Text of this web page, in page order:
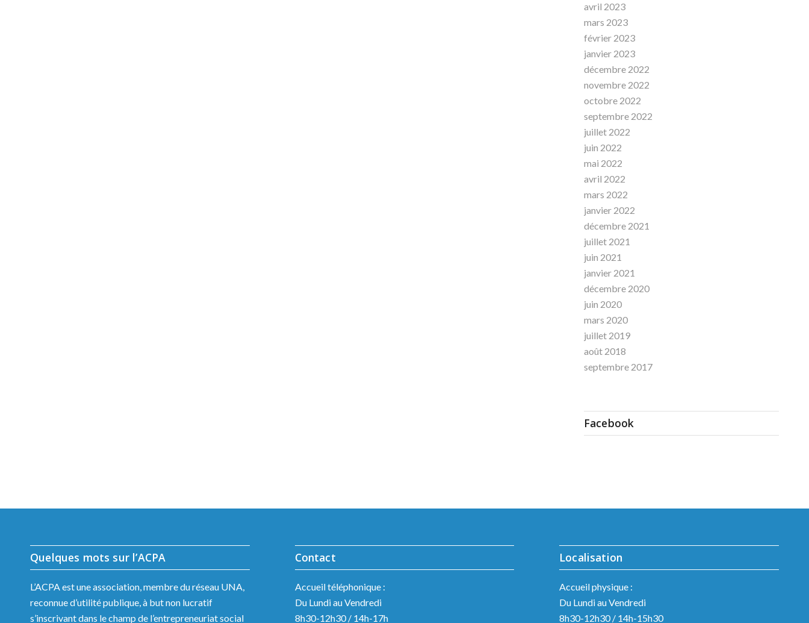
avril 2023
mars 2023
février 2023
janvier 2023
décembre 2022
novembre 2022
octobre 2022
septembre 2022
juillet 2022
juin 2022
mai 2022
avril 2022
mars 2022
janvier 2022
décembre 2021
juillet 2021
juin 2021
janvier 2021
décembre 2020
juin 2020
mars 2020
juillet 2019
août 2018
septembre 2017
Facebook
Quelques mots sur l’ACPA
L’ACPA est une association, membre du réseau UNA,
reconnue d’utilité publique, à but non lucratif
s’inscrivant dans le champ de l’entrepreneuriat social
Contact
Accueil téléphonique :
Du Lundi au Vendredi
8h30-12h30 / 14h-17h
Localisation
Accueil physique :
Du Lundi au Vendredi
8h30-12h30 / 14h-15h30